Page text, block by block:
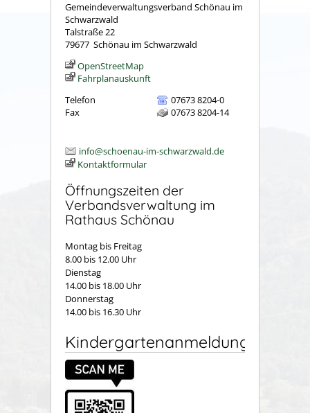
Gemeindeverwaltungsverband Schönau im
Schwarzwald
Talstraße 22
79677 Schönau im Schwarzwald
OpenStreetMap
Fahrplanauskunft
Telefon
07673 8204-0
Fax
07673 8204-14
info@schoenau-im-schwarzwald.de
Kontaktformular
Öffnungszeiten der
Verbandsverwaltung im
Rathaus Schönau
Montag bis Freitag
8.00 bis 12.00 Uhr
Dienstag
14.00 bis 18.00 Uhr
Donnerstag
14.00 bis 16.30 Uhr
Kindergartenanmeldung